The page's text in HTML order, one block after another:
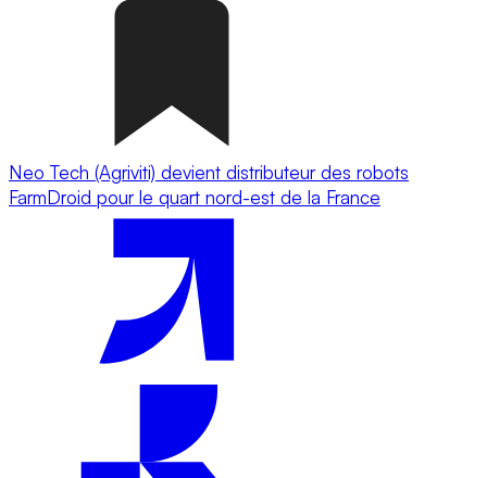
Neo Tech (Agriviti) devient distributeur des robots
FarmDroid pour le quart nord-est de la France